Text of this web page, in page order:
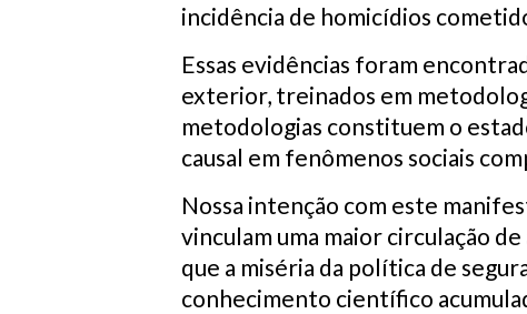
incidência de homicídios
Essas evidências foram
exterior, treinados em
metodologias constituem o
causal em fenômenos sociais
Nossa intenção com este
vinculam uma maior circulação
que a miséria da política de
conhecimento científico